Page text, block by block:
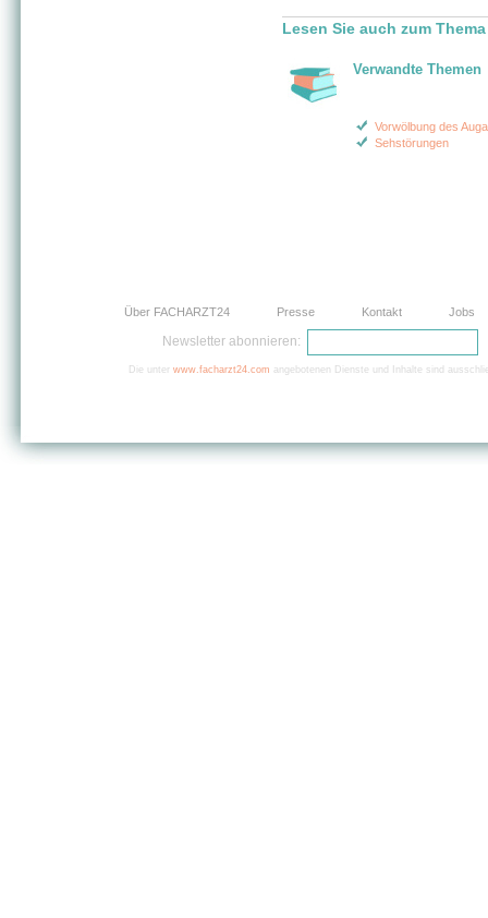
Lesen Sie auch zum
Verwandte Themen
Vorwölbung des
Sehstörungen
Über FACHARZT24 Presse Kontakt Jobs
Newsletter abonnieren:
Die unter www.facharzt24.com angebotenen Dienste und Inhalte sind